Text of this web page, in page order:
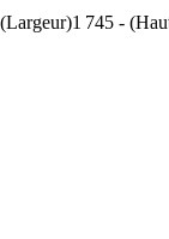
745 -